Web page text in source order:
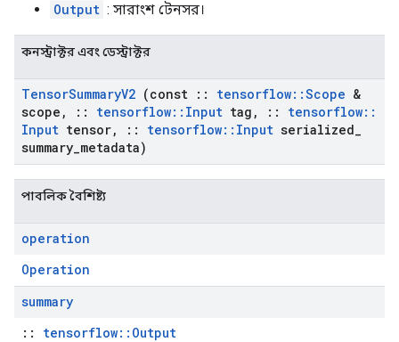
Output : সারাংশ টেনসর।
কনস্ট্রাক্টর এবং ডেস্ট্রাক্টর
TensorSummaryV2 (const :: tensorflow::Scope &
scope , :: tensorflow:: Input tag , :: tensorflow::
Input tensor, :: tensorflow:: Input serialized
summary metadata)
পাবলিক বৈশিষ্ট্য
operation
Operation
summary
:: tensorflow::Output